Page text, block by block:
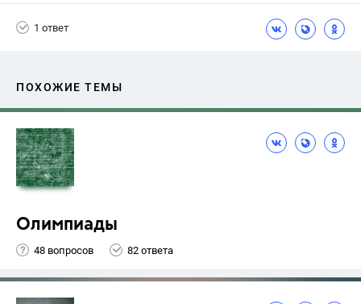
1 ответ
ПОХОЖИЕ ТЕМЫ
Олимпиады
48 вопросов 82 ответа